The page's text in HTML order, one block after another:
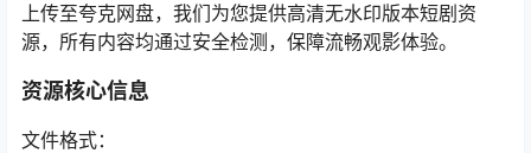
上传至夸克网盘，我们为您提供高清无水印版本短剧资
源，所有内容均通过安全检测，保障流畅观影体验。
资源核心信息
文件格式：